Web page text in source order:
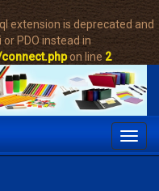
extension is deprecated and
PDO instead in
on line 2